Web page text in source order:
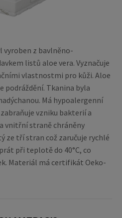
vyroben z bavlněno-
listů aloe vera. Vyznačuje
vlastnostmi pro kůži. Aloe
podráždění. Tkanina byla
Má hypoalergenní
vzniku bakterií a
vnitřní straně chráněny
ze tří stran což zaručuje rychlé
při teplotě do 40°C, co
Materiál má certifikát Oeko-